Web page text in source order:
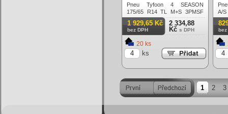
Pneu Tyfoon 4 SEASON
175/65 R14 TL M+S 3PMSF
82T Celoroční
1 929,65 Kč
bez DPH
2 334,88
Kč s DPH
20 ks
ks
A/
bez
1 2 3